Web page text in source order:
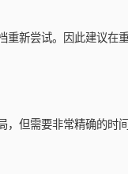
重新尝试。因此建议
，但需要非常精确的